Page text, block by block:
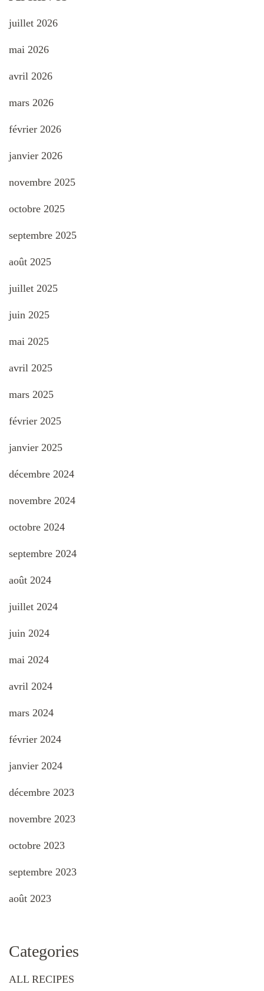
juillet 2026
mai 2026
avril 2026
mars 2026
février 2026
janvier 2026
novembre 2025
octobre 2025
septembre 2025
août 2025
juillet 2025
juin 2025
mai 2025
avril 2025
mars 2025
février 2025
janvier 2025
décembre 2024
novembre 2024
octobre 2024
septembre 2024
août 2024
juillet 2024
juin 2024
mai 2024
avril 2024
mars 2024
février 2024
janvier 2024
décembre 2023
novembre 2023
octobre 2023
septembre 2023
août 2023
Categories
ALL RECIPES